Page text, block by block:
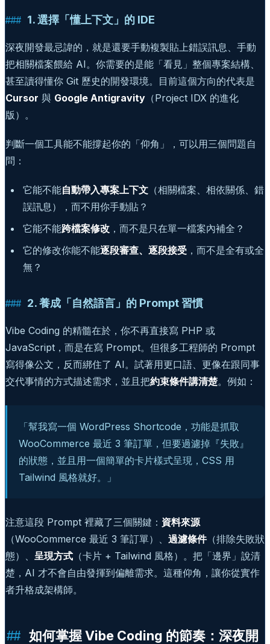
1. 選擇「懂上下文」的 IDE
深夜開發最忌諱的，就是還要手動複製貼上錯誤訊息、手動
把相關檔案餵給 AI。你需要的是能「看見」整個專案結構、
甚至讀得懂你 Git 歷史的開發環境。目前這個方向的代表是
Cursor 與 Google Antigravity （Project IDX 的進化
版）。
判斷一個工具能不能撐起你的「仰角」，可以用三個問題自
問：
它能不能自動帶入專案上下文（相關檔案、相依關係、錯
誤訊息），而不用你手動貼？
它能不能跨檔案修改，而不是只在單一檔案內補全？
它的修改你能不能逐段審查、逐段接受，而不是全有或全
無？
2. 養成「自然語言」的 Prompt 習慣
Vibe Coding 的精髓在於，你不再直接寫 PHP 或
JavaScript，而是在寫 Prompt。但很多工程師的 Prompt
寫得像公文，反而綁住了 AI。試著用更口語、更像在跟同事
交代事情的方式描述需求，並且把約束條件講清楚。例如：
「幫我寫一個 WordPress Shortcode，功能是抓取
WooCommerce 最近 3 筆訂單，但要過濾掉『失敗』
的狀態，並且用一個簡單的卡片樣式呈現，CSS 用
Tailwind 風格就好。」
注意這段 Prompt 裡藏了三個關鍵： 資料來源
（WooCommerce 最近 3 筆訂單）、 過濾條件（排除失敗狀
態）、 呈現方式 （卡片 + Tailwind 風格）。把「邊界」說清
楚，AI 才不會自由發揮到偏離需求。這種仰角，讓你從實作
者升格成架構師。
如何掌握 Vibe Coding 的節奏：深夜開